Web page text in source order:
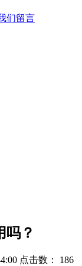
们留言
吗？
点击数： 186